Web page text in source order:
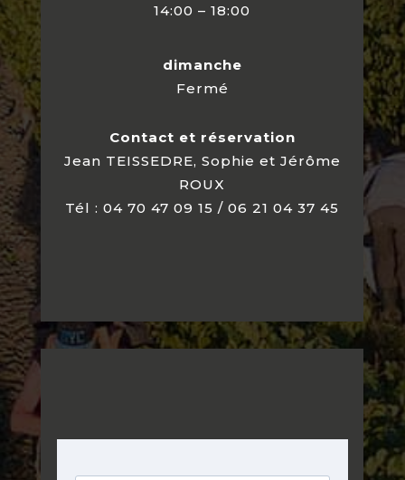
14:00 – 18:00
dimanche
Fermé
Contact et réservation
Jean TEISSEDRE, Sophie et Jérôme
ROUX
Tél : 04 70 47 09 15 / 06 21 04 37 45